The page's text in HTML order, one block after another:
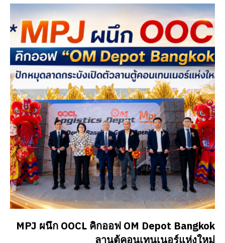
MPJ ผนึก OOCL คิกออฟ OM Depot Bangkok